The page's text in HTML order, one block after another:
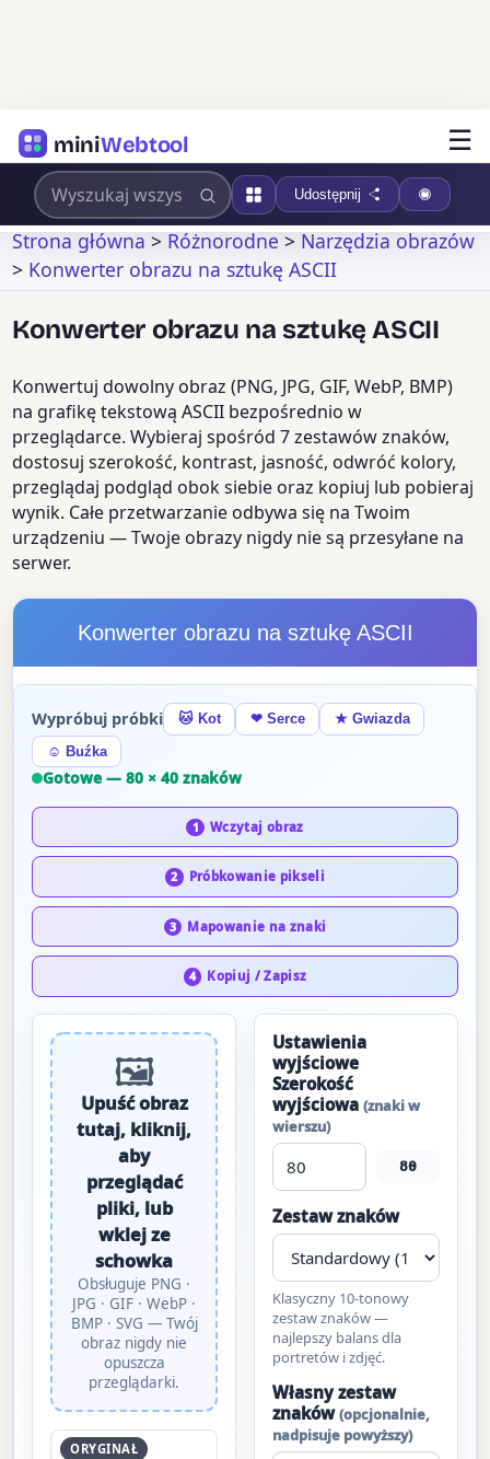
miniWebtool ☰
Udostępnij
Strona główna>Różnorodne>Narzędzia obrazów
> Konwerter obrazu na sztukę ASCII
Konwerter obrazu na sztukę ASCII
Konwertuj dowolny obraz (PNG, JPG, GIF, WebP, BMP)
na grafikę tekstową ASCII bezpośrednio w
przeglądarce. Wybieraj spośród 7 zestawów znaków,
dostosuj szerokość, kontrast, jasność, odwróć kolory,
przeglądaj podgląd obok siebie oraz kopiuj lub pobieraj
wynik. Całe przetwarzanie odbywa się na Twoim
urządzeniu — Twoje obrazy nigdy nie są przesyłane na
serwer.
Konwerter obrazu na sztukę ASCII
Wypróbuj próbki 🐱 Kot ❤ Serce
★ Gwiazda
☺ Buźka
Gotowe — 80 × 40 znaków
1 Wczytaj obraz
2 Próbkowanie pikseli
3 Mapowanie na znaki
4 Kopiuj / Zapisz
🖼
Upuść obraz
tutaj, kliknij,
aby
przeglądać
pliki, lub
wklej ze
schowka
Obsługuje PNG ·
JPG · GIF · WebP ·
BMP · SVG — Twój
obraz nigdy nie
opuszcza
przeglądarki.
ORYGINAŁ
Ustawienia
wyjściowe
Szerokość
wyjściowa (znaki w
wierszu)
80
Zestaw znaków
Klasyczny 10-tonowy
zestaw znaków —
najlepszy balans dla
portretów i zdjęć.
Własny zestaw
znaków(opcjonalnie,
nadpisuje powyższy)